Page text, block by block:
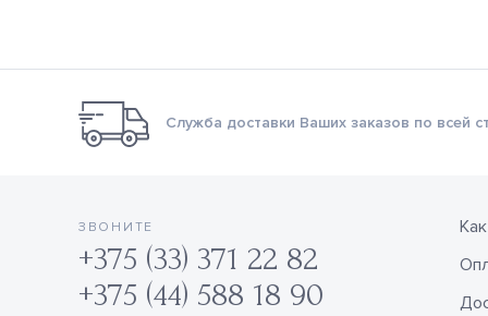
Служба доставки Ваших заказов по всей
ЗВОНИТЕ
+375 (33) 371 22 82
+375 (44) 588 18 90